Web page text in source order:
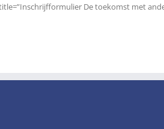
De toekomst met